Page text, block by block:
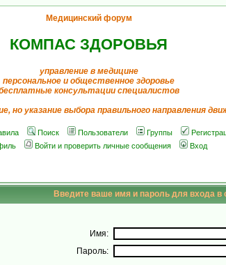
Медицинский форум
КОМПАС ЗДОРОВЬЯ
управление в медицине
персональное и общественное здоровье
консультации специалистов
но указание выбора правильного направления
Поиск Пользователи Группы
Войти и проверить личные сообщения Вход
Введите ваше имя и пароль для входа в
Имя:
Пароль: